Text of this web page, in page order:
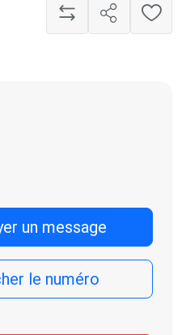
un message
le numéro